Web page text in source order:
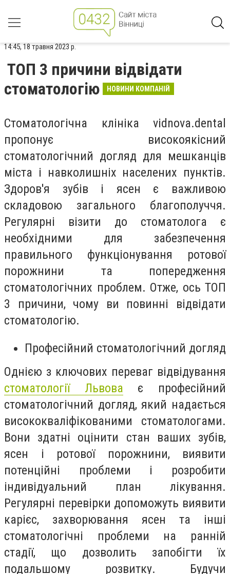
14:45, 18 травня 2023 р.
ТОП 3 причини відвідати
стоматологію
НОВИНИ КОМПАНІЙ
Стоматологічна клініка vidnova.dental
пропонує високоякісний
стоматологічний догляд для мешканців
міста і навколишніх населених пунктів.
Здоров'я зубів і ясен є важливою
складовою загального благополуччя.
Регулярні візити до стоматолога є
необхідними для забезпечення
правильного функціонування ротової
порожнини та попередження
стоматологічних проблем. Отже, ось ТОП
3 причини, чому ви повинні відвідати
стоматологію.
Професійний стоматологічний догляд
Однією з ключових переваг відвідування
стоматології Львова є професійний
стоматологічний догляд, який надається
висококваліфікованими стоматологами.
Вони здатні оцінити стан ваших зубів,
ясен і ротової порожнини, виявити
потенційні проблеми і розробити
індивідуальний план лікування.
Регулярні перевірки допоможуть виявити
карієс, захворювання ясен та інші
стоматологічні проблеми на ранній
стадії, що дозволить запобігти їх
подальшому розвитку. Будучи